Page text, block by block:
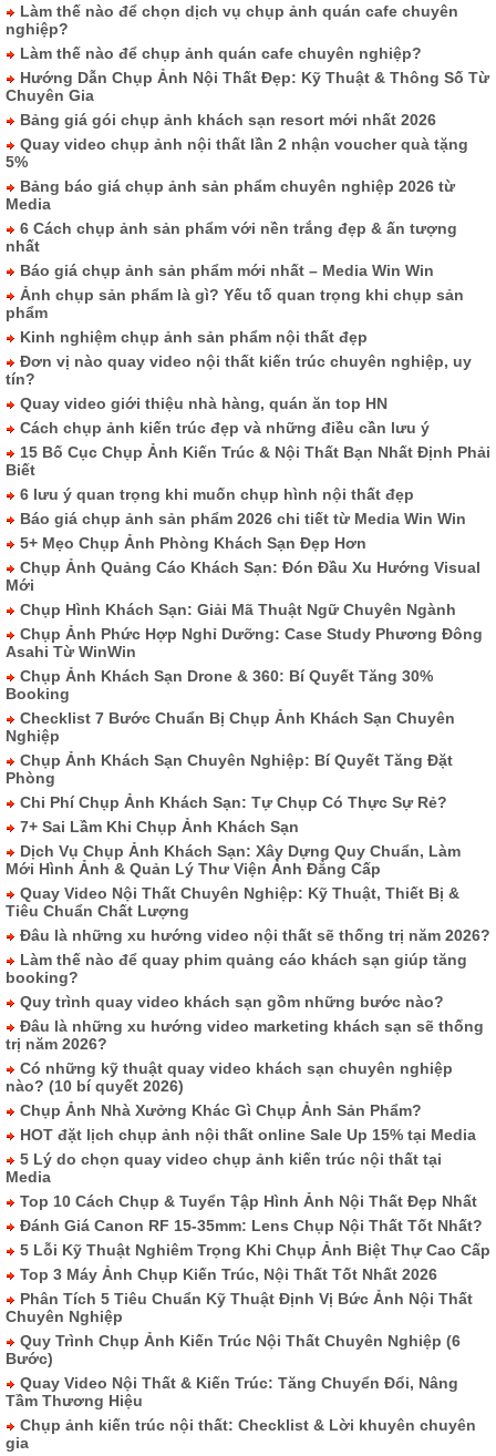
Làm thế nào để chọn dịch vụ chụp ảnh quán cafe chuyên
nghiệp?
Làm thế nào để chụp ảnh quán cafe chuyên nghiệp?
Hướng Dẫn Chụp Ảnh Nội Thất Đẹp: Kỹ Thuật & Thông Số Từ
Chuyên Gia
Bảng giá gói chụp ảnh khách sạn resort mới nhất 2026
Quay video chụp ảnh nội thất lần 2 nhận voucher quà tặng
5%
Bảng báo giá chụp ảnh sản phẩm chuyên nghiệp 2026 từ
Media
6 Cách chụp ảnh sản phẩm với nền trắng đẹp & ấn tượng
nhất
Báo giá chụp ảnh sản phẩm mới nhất – Media Win Win
Ảnh chụp sản phẩm là gì? Yếu tố quan trọng khi chụp sản
phẩm
Kinh nghiệm chụp ảnh sản phẩm nội thất đẹp
Đơn vị nào quay video nội thất kiến trúc chuyên nghiệp, uy
tín?
Quay video giới thiệu nhà hàng, quán ăn top HN
Cách chụp ảnh kiến trúc đẹp và những điều cần lưu ý
15 Bố Cục Chụp Ảnh Kiến Trúc & Nội Thất Bạn Nhất Định Phải
Biết
6 lưu ý quan trọng khi muốn chụp hình nội thất đẹp
Báo giá chụp ảnh sản phẩm 2026 chi tiết từ Media Win Win
5+ Mẹo Chụp Ảnh Phòng Khách Sạn Đẹp Hơn
Chụp Ảnh Quảng Cáo Khách Sạn: Đón Đầu Xu Hướng Visual
Mới
Chụp Hình Khách Sạn: Giải Mã Thuật Ngữ Chuyên Ngành
Chụp Ảnh Phức Hợp Nghỉ Dưỡng: Case Study Phương Đông
Asahi Từ WinWin
Chụp Ảnh Khách Sạn Drone & 360: Bí Quyết Tăng 30%
Booking
Checklist 7 Bước Chuẩn Bị Chụp Ảnh Khách Sạn Chuyên
Nghiệp
Chụp Ảnh Khách Sạn Chuyên Nghiệp: Bí Quyết Tăng Đặt
Phòng
Chi Phí Chụp Ảnh Khách Sạn: Tự Chụp Có Thực Sự Rẻ?
7+ Sai Lầm Khi Chụp Ảnh Khách Sạn
Dịch Vụ Chụp Ảnh Khách Sạn: Xây Dựng Quy Chuẩn, Làm
Mới Hình Ảnh & Quản Lý Thư Viện Ảnh Đẳng Cấp
Quay Video Nội Thất Chuyên Nghiệp: Kỹ Thuật, Thiết Bị &
Tiêu Chuẩn Chất Lượng
Đâu là những xu hướng video nội thất sẽ thống trị năm 2026?
Làm thế nào để quay phim quảng cáo khách sạn giúp tăng
booking?
Quy trình quay video khách sạn gồm những bước nào?
Đâu là những xu hướng video marketing khách sạn sẽ thống
trị năm 2026?
Có những kỹ thuật quay video khách sạn chuyên nghiệp
nào? (10 bí quyết 2026)
Chụp Ảnh Nhà Xưởng Khác Gì Chụp Ảnh Sản Phẩm?
HOT đặt lịch chụp ảnh nội thất online Sale Up 15% tại Media
5 Lý do chọn quay video chụp ảnh kiến trúc nội thất tại
Media
Top 10 Cách Chụp & Tuyển Tập Hình Ảnh Nội Thất Đẹp Nhất
Đánh Giá Canon RF 15-35mm: Lens Chụp Nội Thất Tốt Nhất?
5 Lỗi Kỹ Thuật Nghiêm Trọng Khi Chụp Ảnh Biệt Thự Cao Cấp
Top 3 Máy Ảnh Chụp Kiến Trúc, Nội Thất Tốt Nhất 2026
Phân Tích 5 Tiêu Chuẩn Kỹ Thuật Định Vị Bức Ảnh Nội Thất
Chuyên Nghiệp
Quy Trình Chụp Ảnh Kiến Trúc Nội Thất Chuyên Nghiệp (6
Bước)
Quay Video Nội Thất & Kiến Trúc: Tăng Chuyển Đổi, Nâng
Tầm Thương Hiệu
Chụp ảnh kiến trúc nội thất: Checklist & Lời khuyên chuyên
gia